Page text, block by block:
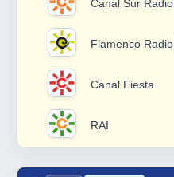
Canal Sur Radio
Flamenco Radio
Canal Fiesta
RAI